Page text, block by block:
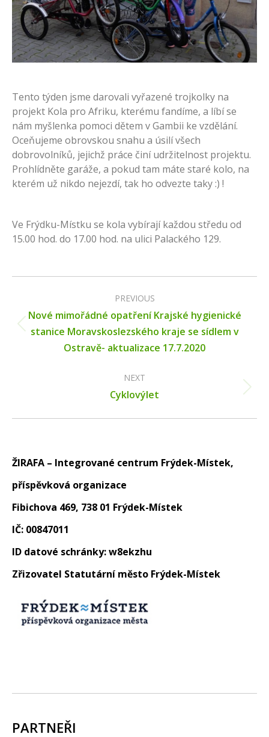
Tento týden jsme darovali vyřazené trojkolky na
projekt Kola pro Afriku, kterému fandíme, a líbí se
nám myšlenka pomoci dětem v Gambii ke vzdělání.
Oceňujeme obrovskou snahu a úsilí všech
dobrovolníků, jejichž práce činí udržitelnost projektu.
Prohlídněte garáže, a pokud tam máte staré kolo, na
kterém už nikdo nejezdí, tak ho odvezte taky :) !
Ve Frýdku-Místku se kola vybírají každou středu od
15.00 hod. do 17.00 hod. na ulici Palackého 129.
PREVIOUS
Previous
post:
Nové mimořádné opatření Krajské hygienické
stanice Moravskoslezského kraje se sídlem v
Ostravě- aktualizace 17.7.2020
NEXT
Next
Cyklovýlet
ŽIRAFA – Integrované centrum Frýdek-Místek,
příspěvková organizace
Fibichova 469, 738 01 Frýdek-Místek
IČ: 00847011
ID datové schránky: w8ekzhu
Zřizovatel Statutární město Frýdek-Místek
PARTNEŘI